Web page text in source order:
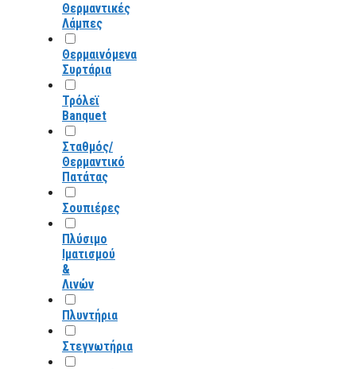
Θερμαντικές
Λάμπες
Θερμαινόμενα
Συρτάρια
Τρόλεϊ
Banquet
Σταθμός/
Θερμαντικό
Πατάτας
Σουπιέρες
Πλύσιμο
Ιματισμού
&
Λινών
Πλυντήρια
Στεγνωτήρια